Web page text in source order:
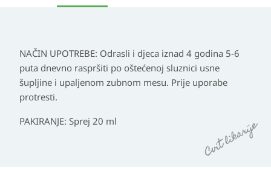
NAČIN UPOTREBE: Odrasli i djeca iznad 4 godina 5-6
puta dnevno raspršiti po oštećenoj sluznici usne
šupljine i upaljenom zubnom mesu. Prije uporabe
protresti.
PAKIRANJE: Sprej 20 ml